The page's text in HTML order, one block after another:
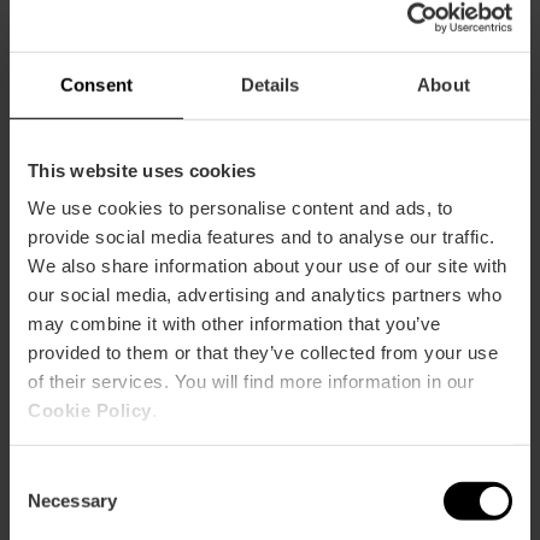
Consent Details About
This website uses cookies
We use cookies to personalise content and ads, to
provide social media features and to analyse our traffic.
We also share information about your use of our site with
our social media, advertising and analytics partners who
may combine it with other information that you’ve
provided to them or that they’ve collected from your use
of their services. You will find more information in our
Cookie Policy
Selection
Necessary
de 15:00 a 19:00 h.
Tickets
Entrada general: 2 €
Entrada reduïda: 1 € (menors de 12 anys, jubilats i
persones amb discapacitat)
Descompte Valencia Tourist Card
10% dto València Tourist Card